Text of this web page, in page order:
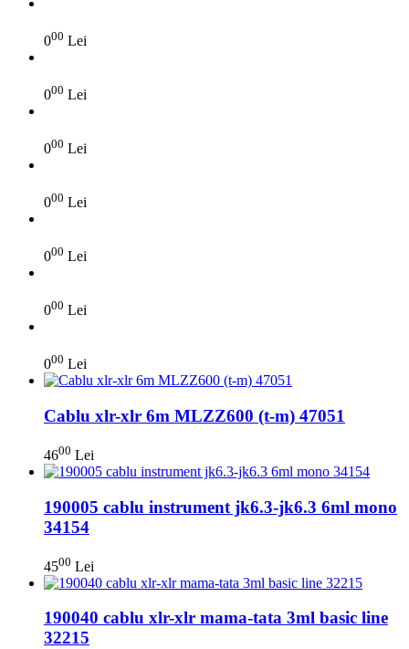
000 Lei
000 Lei
000 Lei
000 Lei
000 Lei
000 Lei
000 Lei
Cablu xlr-xlr 6m MLZZ600 (t-m) 47051
4600 Lei
190005 cablu instrument jk6.3-jk6.3 6ml mono
34154
4500 Lei
190040 cablu xlr-xlr mama-tata 3ml basic line
32215